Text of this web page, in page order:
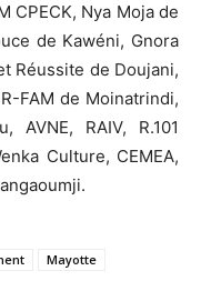
CPECK, Nya Moja de
de Kawéni, Gnora
Réussite de Doujani,
FAM de Moinatrindi,
AVNE, RAIV, R.101
Culture, CEMEA,
Mayotte